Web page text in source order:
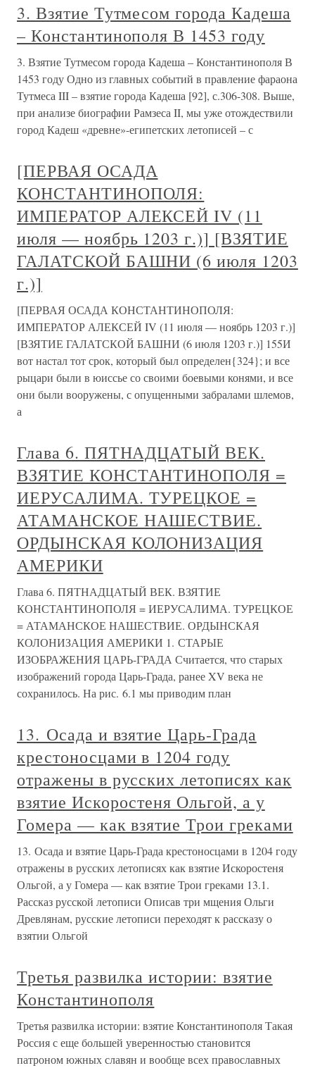
3. Взятие Тутмесом города Кадеша
– Константинополя В 1453 году
3. Взятие Тутмесом города Кадеша – Константинополя В
1453 году Одно из главных событий в правление фараона
Тутмеса III – взятие города Кадеша [92], с.306-308. Выше,
при анализе биографии Рамзеса II, мы уже отождествили
город Кадеш «древне»-египетских летописей – с
[ПЕРВАЯ ОСАДА
КОНСТАНТИНОПОЛЯ:
ИМПЕРАТОР АЛЕКСЕЙ IV (11
июля — ноябрь 1203 г.)] [ВЗЯТИЕ
ГАЛАТСКОЙ БАШНИ (6 июля 1203
г.)]
[ПЕРВАЯ ОСАДА КОНСТАНТИНОПОЛЯ:
ИМПЕРАТОР АЛЕКСЕЙ IV (11 июля — ноябрь 1203 г.)]
[ВЗЯТИЕ ГАЛАТСКОЙ БАШНИ (6 июля 1203 г.)] 155И
вот настал тот срок, который был определен{324}; и все
рыцари были в юиссье со своими боевыми конями, и все
они были вооружены, с опущенными забралами шлемов,
а
Глава 6. ПЯТНАДЦАТЫЙ ВЕК.
ВЗЯТИЕ КОНСТАНТИНОПОЛЯ =
ИЕРУСАЛИМА. ТУРЕЦКОЕ =
АТАМАНСКОЕ НАШЕСТВИЕ.
ОРДЫНСКАЯ КОЛОНИЗАЦИЯ
АМЕРИКИ
Глава 6. ПЯТНАДЦАТЫЙ ВЕК. ВЗЯТИЕ
КОНСТАНТИНОПОЛЯ = ИЕРУСАЛИМА. ТУРЕЦКОЕ
= АТАМАНСКОЕ НАШЕСТВИЕ. ОРДЫНСКАЯ
КОЛОНИЗАЦИЯ АМЕРИКИ 1. СТАРЫЕ
ИЗОБРАЖЕНИЯ ЦАРЬ-ГРАДА Считается, что старых
изображений города Царь-Града, ранее XV века не
сохранилось. На рис. 6.1 мы приводим план
13. Осада и взятие Царь-Града
крестоносцами в 1204 году
отражены в русских летописях как
взятие Искоростеня Ольгой, а у
Гомера — как взятие Трои греками
13. Осада и взятие Царь-Града крестоносцами в 1204 году
отражены в русских летописях как взятие Искоростеня
Ольгой, а у Гомера — как взятие Трои греками 13.1.
Рассказ русской летописи Описав три мщения Ольги
Древлянам, русские летописи переходят к рассказу о
взятии Ольгой
Третья развилка истории: взятие
Константинополя
Третья развилка истории: взятие Константинополя Такая
Россия с еще большей уверенностью становится
патроном южных славян и вообще всех православных